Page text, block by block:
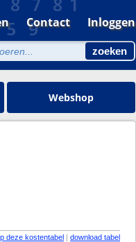
Contact Inloggen
Webshop
deze kostentabel | download tabel